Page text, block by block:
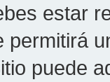
estar
permitirá
puede